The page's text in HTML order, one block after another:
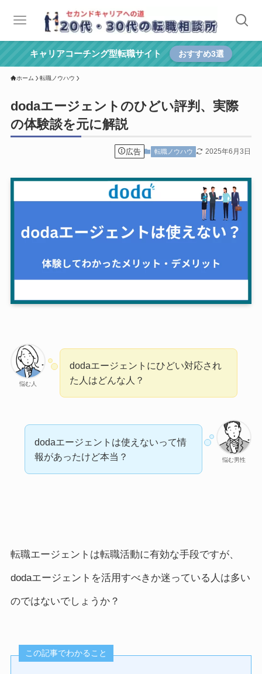
キャリアコーチング型転職サイト おすすめ3選
ホーム 転職ノウハウ
dodaエージェントのひどい評判、実際
の体験談を元に解説
広告 転職ノウハウ 2025年6月3日
悩む人
dodaエージェントにひどい対応され
た人はどんな人？
悩む男性
dodaエージェントは使えないって情
報があったけど本当？
転職エージェントは転職活動に有効な手段ですが、
dodaエージェントを活用すべきか迷っている人は多い
のではないでしょうか？
この記事でわかること